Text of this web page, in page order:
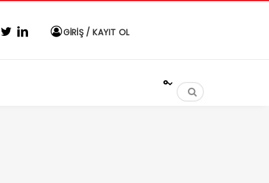
GİRİŞ / KAYIT OL
°